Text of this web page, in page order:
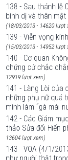
138 - Sau thánh lễ
bình dị và thân
(18/03/2013 - 14620 lượt
139 - Viễn vọng
(15/03/2013 - 14952 lượt
140 - Cơ quan
chứng cứ chắc
12919 lượt xem)
141 - Làng Lòi của
những phụ nữ quá
mình làm “gà mái
142 - Các Giám
thảo Sửa đổi Hiến
13604 lượt xem)
143 - VOA (4/1/